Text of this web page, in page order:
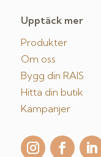
Upptäck mer
Produkter
Om oss
Bygg din RAIS
Hitta din butik
Kampanjer